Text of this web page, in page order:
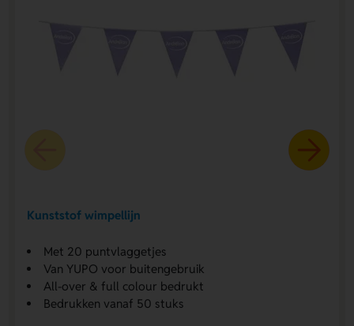
Kunststof wimpellijn
Met 20 puntvlaggetjes
Van YUPO voor buitengebruik
All-over & full colour bedrukt
Bedrukken vanaf 50 stuks